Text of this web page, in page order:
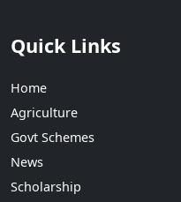
Quick Links
Home
Agriculture
Govt Schemes
News
Scholarship